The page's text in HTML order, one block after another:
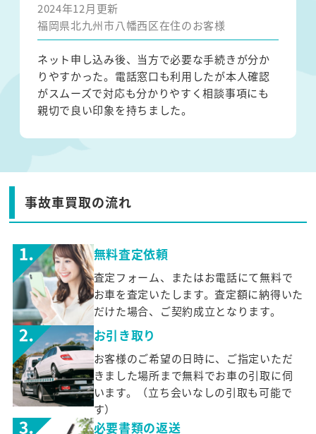
2024年12月更新
福岡県北九州市八幡西区在住のお客様
ネット申し込み後、当方で必要な手続きが分か
りやすかった。電話窓口も利用したが本人確認
がスムーズで対応も分かりやすく相談事項にも
親切で良い印象を持ちました。
事故車買取の流れ
無料査定依頼
査定フォーム、またはお電話にて無料で
お車を査定いたします。査定額に納得いた
だけた場合、ご契約成立となります。
お引き取り
お客様のご希望の日時に、ご指定いただ
きました場所まで無料でお車の引取に伺
います。（立ち会いなしの引取も可能で
す）
必要書類の返送